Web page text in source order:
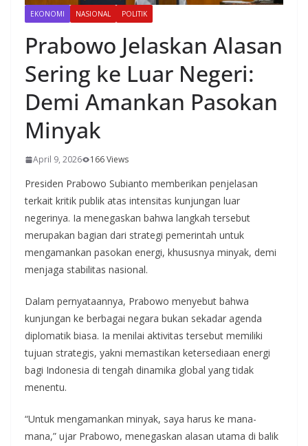
EKONOMI NASIONAL POLITIK
Prabowo Jelaskan Alasan
Sering ke Luar Negeri:
Demi Amankan Pasokan
Minyak
April 9, 2026 166 Views
Presiden Prabowo Subianto memberikan penjelasan
terkait kritik publik atas intensitas kunjungan luar
negerinya. Ia menegaskan bahwa langkah tersebut
merupakan bagian dari strategi pemerintah untuk
mengamankan pasokan energi, khususnya minyak, demi
menjaga stabilitas nasional.
Dalam pernyataannya, Prabowo menyebut bahwa
kunjungan ke berbagai negara bukan sekadar agenda
diplomatik biasa. Ia menilai aktivitas tersebut memiliki
tujuan strategis, yakni memastikan ketersediaan energi
bagi Indonesia di tengah dinamika global yang tidak
menentu.
“Untuk mengamankan minyak, saya harus ke mana-
mana,” ujar Prabowo, menegaskan alasan utama di balik